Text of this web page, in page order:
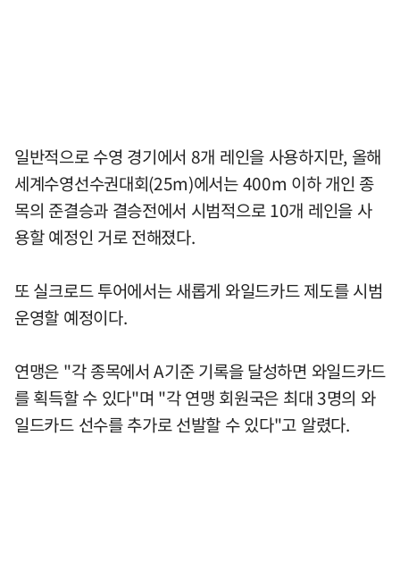
일반적으로 수영 경기에서 8개 레인을 사용하지만, 올해
세계수영선수권대회(25m)에서는 400m 이하 개인 종
목의 준결승과 결승전에서 시범적으로 10개 레인을 사
용할 예정인 거로 전해졌다.
또 실크로드 투어에서는 새롭게 와일드카드 제도를 시범
운영할 예정이다.
연맹은 "각 종목에서 A기준 기록을 달성하면 와일드카드
를 획득할 수 있다"며 "각 연맹 회원국은 최대 3명의 와
일드카드 선수를 추가로 선발할 수 있다"고 알렸다.